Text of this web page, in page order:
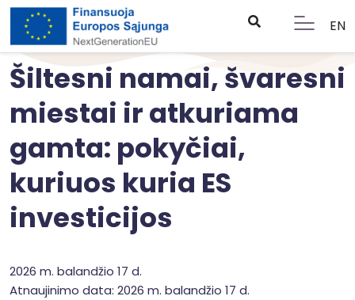
EN
Šiltesni namai, švaresni
miestai ir atkuriama
gamta: pokyčiai,
kuriuos kuria ES
investicijos
2026 m. balandžio 17 d.
Atnaujinimo data: 2026 m. balandžio 17 d.